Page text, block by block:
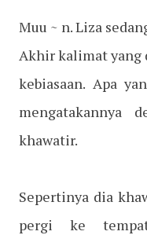
Muu ~ n. Liza
Akhir kalimat yang
kebiasaan. Apa
mengatakannya
khawatir.
Sepertinya dia
pergi ke